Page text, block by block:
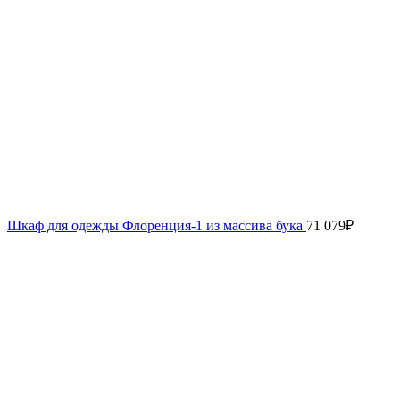
Шкаф для одежды Флоренция-1 из массива бука 71 079₽